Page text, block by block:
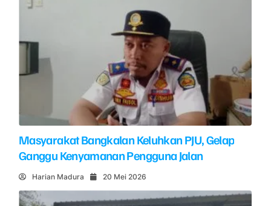
Masyarakat Bangkalan Keluhkan PJU, Gelap
Ganggu Kenyamanan Pengguna Jalan
Harian Madura 20 Mei 2026